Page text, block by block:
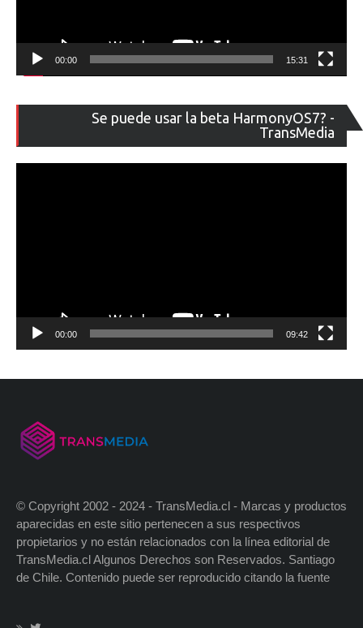
00:00 15:31
Se puede usar la beta HarmonyOS7? -
TransMedia
de
00:00 09:42
© Copyright 2002 - 2024 - TransMedia.cl - Marcas y productos
aparecidas en este sitio pertenecen a sus respectivos
propietarios y no están relacionados con la línea editorial de
TransMedia.cl Algunos Derechos son Reservados. Santiago
de Chile. Contenido puede ser reproducido citando la fuente